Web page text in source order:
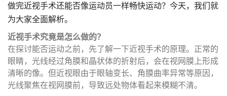
做完近视手术还能否像运动员一样畅快运动？今天，我们就
为大家全面解析。
近视手术究竟是怎么做的？
在探讨能否运动之前，先了解一下近视手术的原理。正常的
眼睛，光线经过角膜和晶状体的折射后，会在视网膜上形成
清晰的像。但近视眼由于眼轴变长、角膜曲率异常等原因，
光线聚焦在视网膜前，导致远处物体看起来模糊不清。